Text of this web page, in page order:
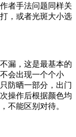
者手法问题同样关
，或者光斑大小选
漏，这是最基本的
会出现一个个小
防晒一部分，出门
操作后根据颜色均
不能区别对待。